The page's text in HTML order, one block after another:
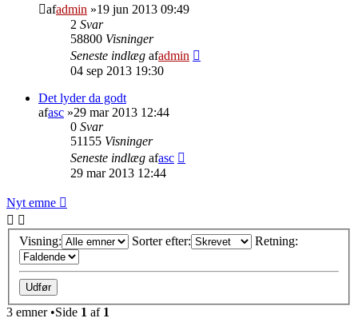
afadmin »19 jun 2013 09:49
2 Svar
58800 Visninger
Seneste indlæg afadmin
04 sep 2013 19:30
Det lyder da godt
afasc »29 mar 2013 12:44
0 Svar
51155 Visninger
Seneste indlæg afasc
29 mar 2013 12:44
Nyt emne
Visning: Sorter efter: Retning:
3 emner •Side 1 af 1